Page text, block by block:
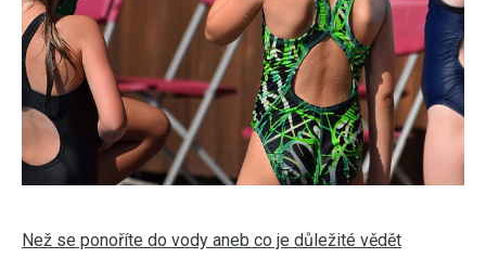
Než se ponoříte do vody aneb co je důležité vědět